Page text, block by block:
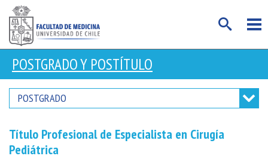
POSTGRADO Y POSTÍTULO
POSTGRADO
Título Profesional de Especialista en Cirugía
Pediátrica